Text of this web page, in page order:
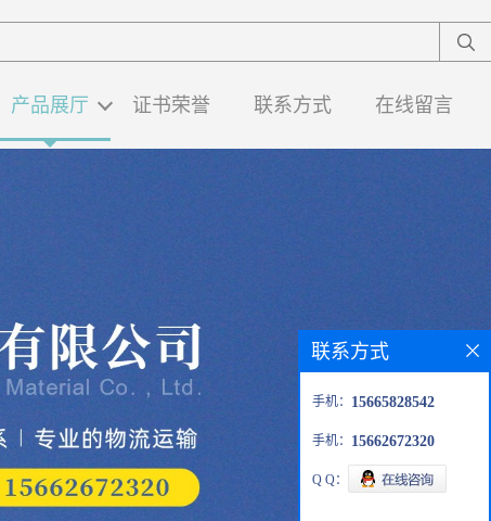
产品展厅 证书荣誉 联系方式 在线留言
联系方式
手机： 15665828542
手机： 15662672320
Q Q：